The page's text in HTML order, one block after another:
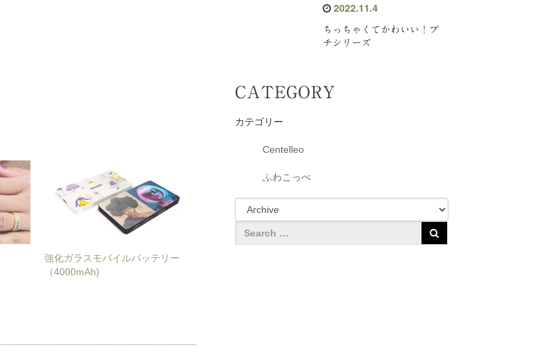
強化ガラスモバイルバッテリー
（4000mAh)
2022.11.4
ちっちゃくてかわいい！プ
チシリーズ
CATEGORY
カテゴリー
Centelleo
ふわこっぺ